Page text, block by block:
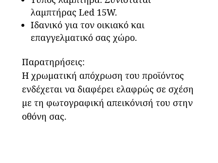
λαμπτήρας Led 15W.
Ιδανικό για τον οικιακό και
επαγγελματικό σας χώρο.
Παρατηρήσεις:
Η χρωματική απόχρωση του προϊόντος
ενδέχεται να διαφέρει ελαφρώς σε σχέση
με τη φωτογραφική απεικόνισή του στην
οθόνη σας.